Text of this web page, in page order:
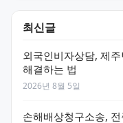
최신글
외국인비자상담, 제
해결하는 법
2026년 8월 5일
손해배상청구소송,